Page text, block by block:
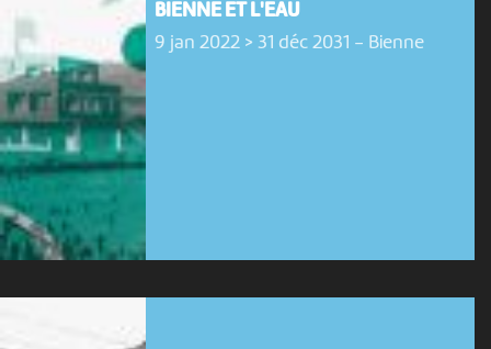
BIENNE ET L'EAU
9 jan 2022 > 31 déc 2031 - Bienne